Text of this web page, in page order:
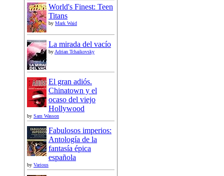
World's Finest: Teen
Titans
by Mark Waid
La mirada del vacío
byAdrian Tchaikovsky
El gran adiós.
Chinatown y el
ocaso del viejo
Hollywood
by Sam Wasson
Fabulosos imperios:
Antología de la
fantasía épica
española
by Various